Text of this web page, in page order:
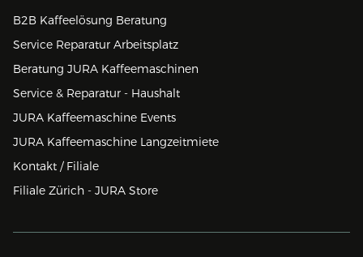
B2B Kaffeelösung Beratung
Service Reparatur Arbeitsplatz
Beratung JURA Kaffeemaschinen
Service & Reparatur - Haushalt
JURA Kaffeemaschine Events
JURA Kaffeemaschine Langzeitmiete
Kontakt / Filiale
Filiale Zürich - JURA Store